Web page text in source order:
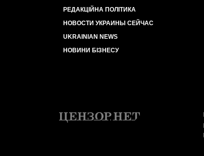
РЕДАКЦІЙНА ПОЛІТИКА
НОВОСТИ УКРАИНЫ СЕЙЧАС
UKRAINIAN NEWS
НОВИНИ БІЗНЕСУ